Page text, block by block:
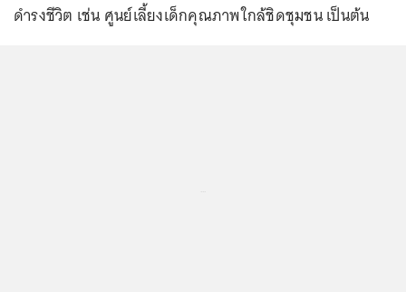
ดำรงชีวิต เช่น ศูนย์เลี้ยงเด็กคุณภาพใกล้ชิดชุมชน เป็นต้น